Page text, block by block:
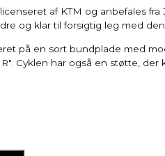
af KTM og anbefales fra
og klar til forsigtig leg med
på en sort bundplade med
Cyklen har også en støtte, der